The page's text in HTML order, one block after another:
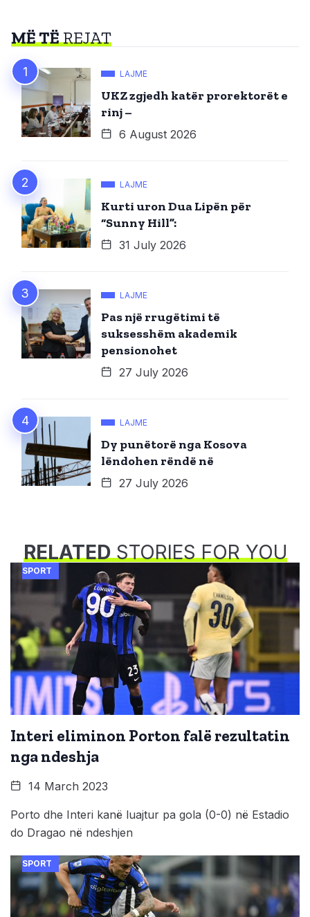
MË TËREJAT
LAJME
UKZ zgjedh katër prorektorët e
rinj –
6 August 2026
LAJME
Kurti uron Dua Lipën për
“Sunny Hill”:
31 July 2026
LAJME
Pas një rrugëtimi të
suksesshëm akademik
pensionohet
27 July 2026
LAJME
Dy punëtorë nga Kosova
lëndohen rëndë në
27 July 2026
RELATEDSTORIES FOR YOU
SPORT
Interi eliminon Porton falë rezultatin
nga ndeshja
14 March 2023
Porto dhe Interi kanë luajtur pa gola (0-0) në Estadio
do Dragao në ndeshjen
SPORT